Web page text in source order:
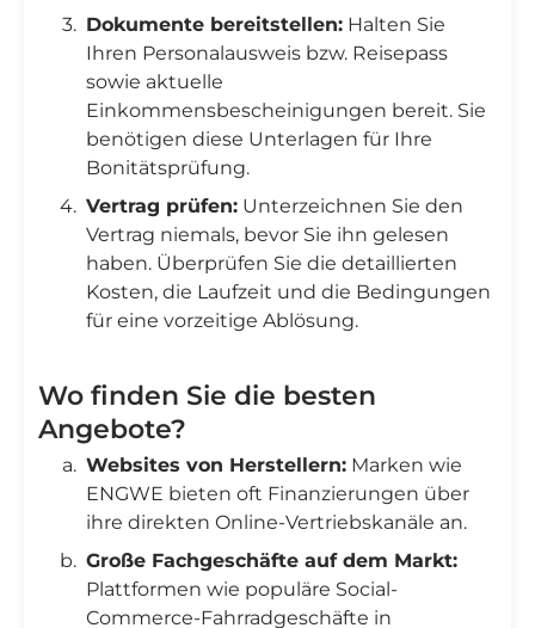
Dokumente bereitstellen: Halten Sie
Ihren Personalausweis bzw. Reisepass
sowie aktuelle
Einkommensbescheinigungen bereit. Sie
benötigen diese Unterlagen für Ihre
Bonitätsprüfung.
Vertrag prüfen: Unterzeichnen Sie den
Vertrag niemals, bevor Sie ihn gelesen
haben. Überprüfen Sie die detaillierten
Kosten, die Laufzeit und die Bedingungen
für eine vorzeitige Ablösung.
Wo finden Sie die besten
Angebote?
Websites von Herstellern: Marken wie
ENGWE bieten oft Finanzierungen über
ihre direkten Online-Vertriebskanäle an.
Große Fachgeschäfte auf dem Markt:
Plattformen wie populäre Social-
Commerce-Fahrradgeschäfte in